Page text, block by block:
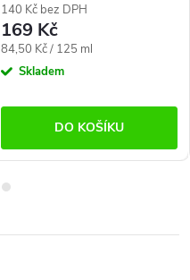
140 Kč bez DPH
169 Kč
Měrná
cena:
84,50 Kč / 125 ml
Skladem
DO KOŠÍKU